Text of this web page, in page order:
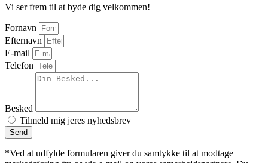
Vi ser frem til at byde dig velkommen!
Fornavn
Efternavn
E-mail
Telefon
Besked
Tilmeld mig jeres nyhedsbrev
Send
*Ved at udfylde formularen giver du samtykke til at modtage